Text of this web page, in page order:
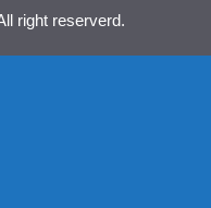
right reserverd.